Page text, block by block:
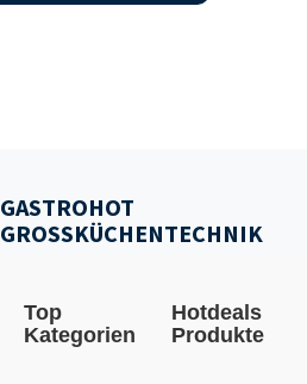
GASTROHOT
GROSSKÜCHENTECHNIK
Top
Kategorien
Hotdeals
Produkte